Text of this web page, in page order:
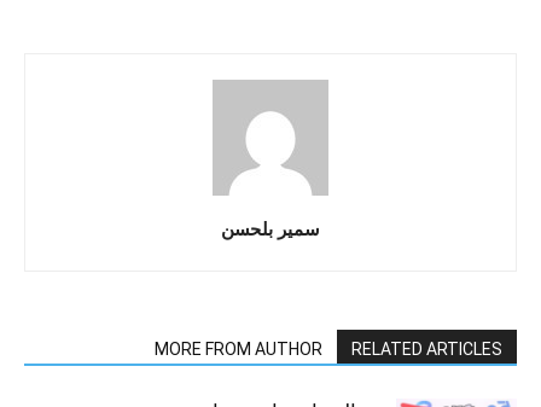
سمير بلحسن
RELATED ARTICLES
MORE FROM AUTHOR